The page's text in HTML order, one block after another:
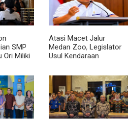
SMP
Ori Miliki
Atasi Macet Jalur
Medan Zoo, Legislator
Usul Kendaraan
Jalur Royal Sumatera